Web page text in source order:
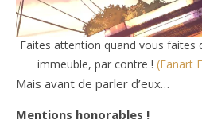
Faites attention quand vous faites
immeuble, par contre ! (Fanart
Mais avant de parler d’eux…
Mentions honorables !